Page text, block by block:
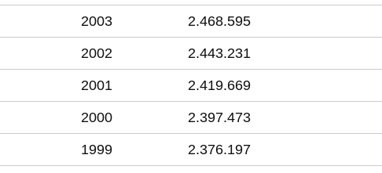
2003 2.468.595
2002 2.443.231
2001 2.419.669
2000 2.397.473
1999 2.376.197